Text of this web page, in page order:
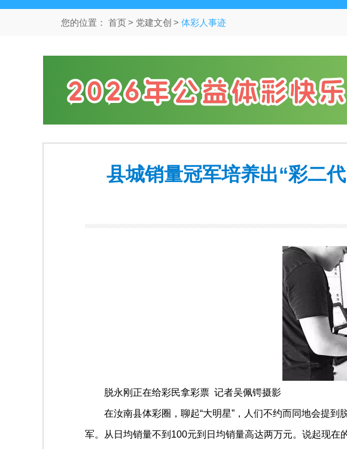
您的位置： 首页 党建文创 体彩人事迹
县城销量冠军培养出“彩二
脱永刚正在给彩民拿彩票 记者吴佩锷摄影
在汝南县体彩圈，聊起“大明星”，人们不约而同地会提
军。从日均销量不到100元到日均销量高达两万元。说起现在